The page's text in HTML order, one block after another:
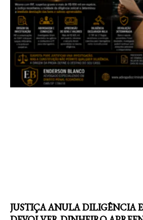
JUSTIÇA ANULA DILIGÊNCIA